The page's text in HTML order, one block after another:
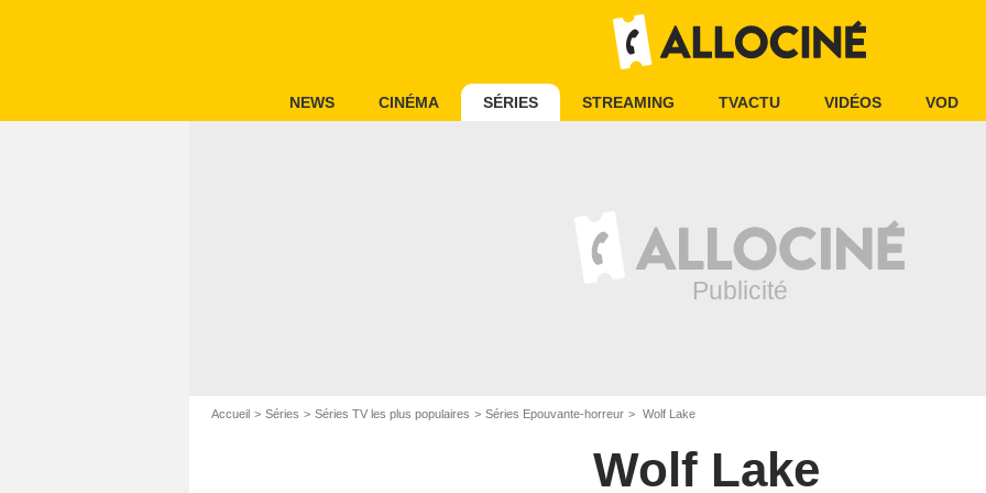
NEWS CINÉMA SÉRIES STREAMING TVACTU VIDÉOS VOD
Accueil Séries Séries TV les plus populaires Séries Epouvante-horreur Wolf Lake
Wolf Lake